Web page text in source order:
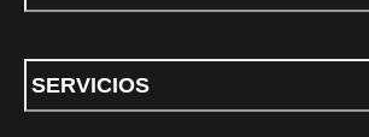
SERVICIOS